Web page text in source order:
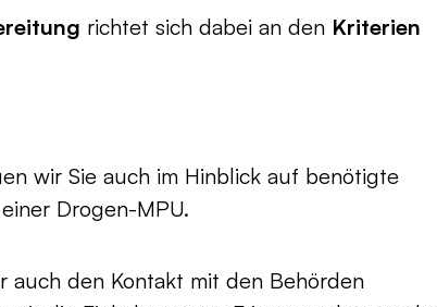
richtet sich dabei an den Kriterien
wir Sie auch im Hinblick auf benötigte
Drogen-MPU.
auch den Kontakt mit den Behörden